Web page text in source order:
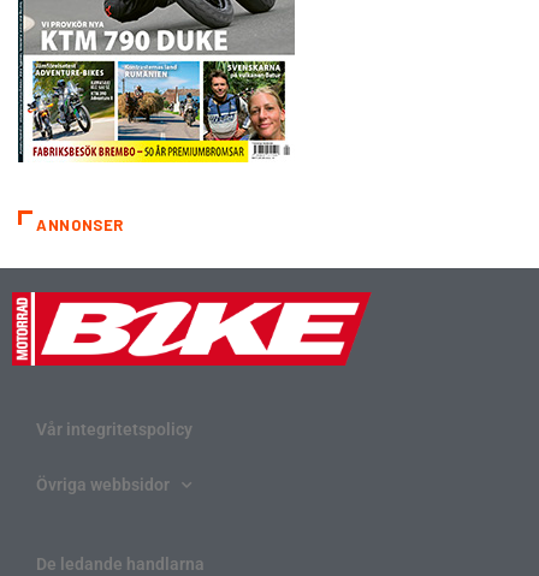
ANNONSER
Vår integritetspolicy
Övriga webbsidor
De ledande handlarna